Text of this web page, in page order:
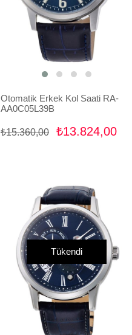
Otomatik Erkek Kol Saati RA-
AA0C05L39B
₺13.824,00
₺15.360,00
Tükendi